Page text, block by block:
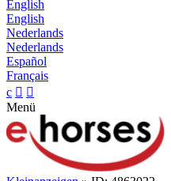
English
English
Nederlands
Nederlands
Español
Français
c  
Menü